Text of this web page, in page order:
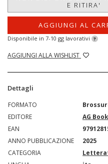
E RITIRA'
AGGIUNGI AL
Disponibile in 7-10 gg lavorativi ?
AGGIUNGI ALLA WISHLIST
Dettagli
FORMATO
EDITORE
AG
EAN
ANNO PUBBLICAZIONE
2025
CATEGORIA